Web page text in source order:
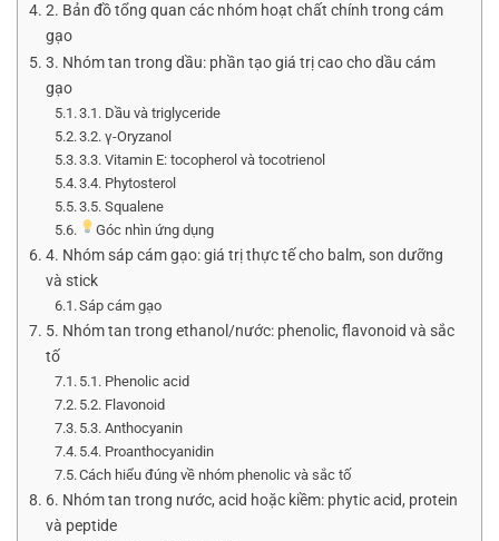
2. Bản đồ tổng quan các nhóm hoạt chất chính trong cám
gạo
3. Nhóm tan trong dầu: phần tạo giá trị cao cho dầu cám
gạo
3.1. Dầu và triglyceride
3.2. γ-Oryzanol
3.3. Vitamin E: tocopherol và tocotrienol
3.4. Phytosterol
3.5. Squalene
Góc nhìn ứng dụng
4. Nhóm sáp cám gạo: giá trị thực tế cho balm, son dưỡng
và stick
Sáp cám gạo
5. Nhóm tan trong ethanol/nước: phenolic, flavonoid và sắc
tố
5.1. Phenolic acid
5.2. Flavonoid
5.3. Anthocyanin
5.4. Proanthocyanidin
Cách hiểu đúng về nhóm phenolic và sắc tố
6. Nhóm tan trong nước, acid hoặc kiềm: phytic acid, protein
và peptide